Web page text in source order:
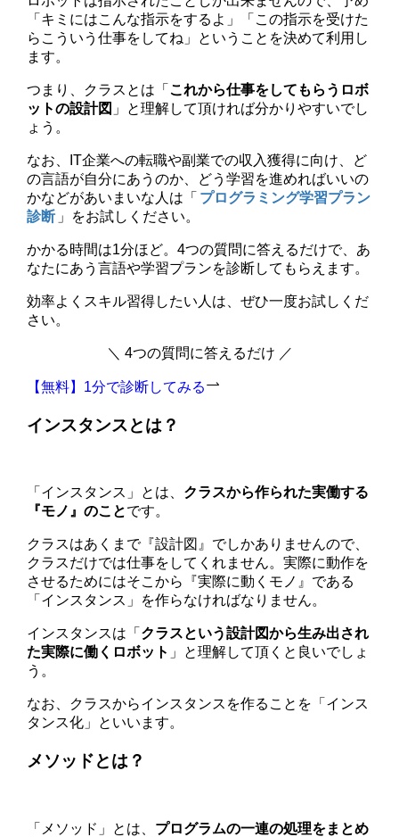
「キミにはこんな指示をするよ」「この指示を受けた
らこういう仕事をしてね」ということを決めて利用し
ます。
つまり、クラスとは「 これから仕事をしてもらうロボ
ットの設計図 」と理解して頂ければ分かりやすいでし
ょう。
なお、IT企業への転職や副業での収入獲得に向け、ど
の言語が自分にあうのか、どう学習を進めればいいの
かなどがあいまいな人は「 プログラミング学習プラン
診断 」をお試しください。
かかる時間は1分ほど。4つの質問に答えるだけで、あ
なたにあう言語や学習プランを診断してもらえます。
効率よくスキル習得したい人は、ぜひ一度お試しくだ
さい。
＼ 4つの質問に答えるだけ ／
【無料】1分で診断してみる
インスタンスとは？
「インスタンス」とは、 クラスから作られた実働する
『モノ』のことです。
クラスはあくまで『設計図』でしかありませんので、
クラスだけでは仕事をしてくれません。実際に動作を
させるためにはそこから『実際に動くモノ』である
「インスタンス」を作らなければなりません。
インスタンスは「 クラスという設計図から生み出され
た実際に働くロボット 」と理解して頂くと良いでしょ
う。
なお、クラスからインスタンスを作ることを「インス
タンス化」といいます。
メソッドとは？
「メソッド」とは、 プログラムの一連の処理をまとめ